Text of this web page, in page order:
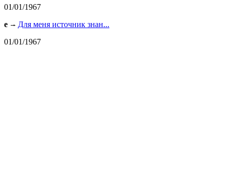
01/01/1967
e
Для меня источник знан...
01/01/1967